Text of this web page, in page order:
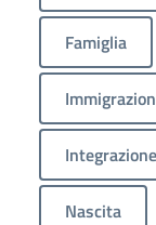
Famiglia
Nascita